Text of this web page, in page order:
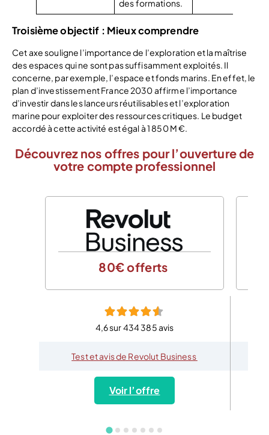
des formations.
Troisième objectif : Mieux comprendre
Cet axe souligne l’importance de l’exploration et la maîtrise
des espaces qui ne sont pas suffisamment exploités. Il
concerne, par exemple, l’espace et fonds marins. En effet, le
plan d’investissement France 2030 affirme l’importance
d’investir dans les lanceurs réutilisables et l’exploration
marine pour exploiter des ressources critiques. Le budget
accordé à cette activité est égal à 1 850 M €.
Découvrez nos offres pour l’ouverture de
votre compte professionnel
80€ offerts
4,6 sur 434 385 avis
Test et avis de Revolut Business
Voir l’offre